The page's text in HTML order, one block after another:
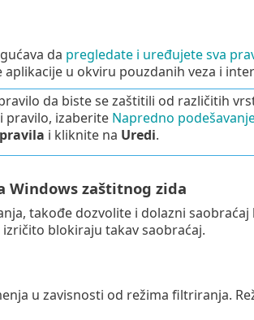
da pregledate i uređujete sva
u okviru pouzdanih veza i
da biste se zaštitili od različitih
pravilo, izaberite Napredno
i kliknite na Uredi.
Windows zaštitnog zida
takođe dozvolite i dolazni
izričito blokiraju takav saobraćaj.
u zavisnosti od režima filtriranja.